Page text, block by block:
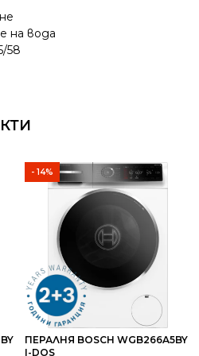
на вода
58
- 14%
ПЕРАЛНЯ BOSCH WGB266A5BY
I-DOS